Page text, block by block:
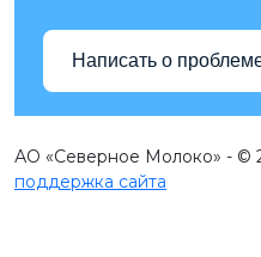
Написать о
АО «Северное Молоко» - ©
поддержка сайта